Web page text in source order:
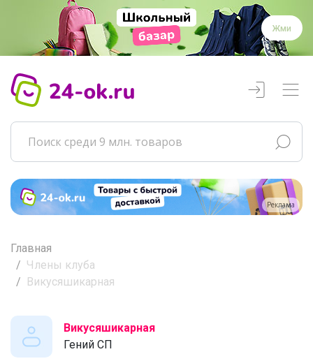
Жми
Реклама
Главная
Члены клуба
Викусяшикарная
Викусяшикарная
Гений СП